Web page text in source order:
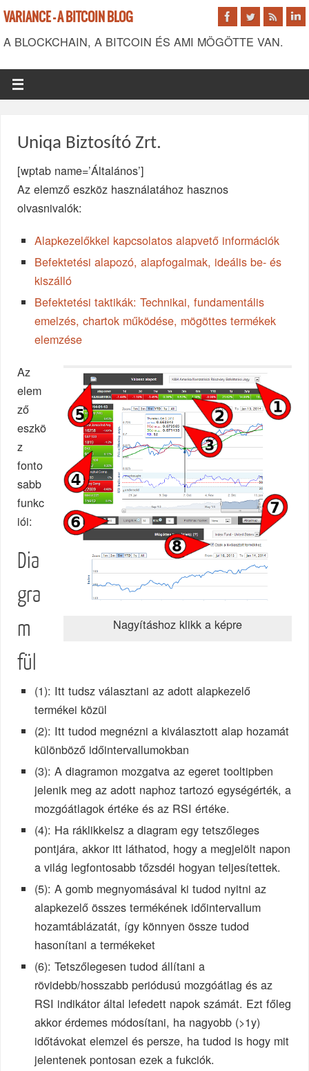
VARIANCE - A BITCOIN BLOG
A BLOCKCHAIN, A BITCOIN ÉS AMI MÖGÖTTE VAN.
Uniqa Biztosító Zrt.
[wptab name=’Általános’]
Az elemző eszköz használatához hasznos
olvasnivalók:
Alapkezelőkkel kapcsolatos alapvető információk
Befektetési alapozó, alapfogalmak, ideális be- és
kiszálló
Befektetési taktikák: Technikai, fundamentális
emelzés, chartok működése, mögöttes termékek
elemzése
Nagyításhoz klikk a képre
Az
elem
ző
eszkö
z
fonto
sabb
funkc
iói:
Dia
gra
m
fül
(1): Itt tudsz választani az adott alapkezelő
termékei közül
(2): Itt tudod megnézni a kiválasztott alap hozamát
különböző időintervallumokban
(3): A diagramon mozgatva az egeret tooltipben
jelenik meg az adott naphoz tartozó egységérték, a
mozgóátlagok értéke és az RSI értéke.
(4): Ha ráklikkelsz a diagram egy tetszőleges
pontjára, akkor itt láthatod, hogy a megjelölt napon
a világ legfontosabb tőzsdéi hogyan teljesítettek.
(5): A gomb megnyomásával ki tudod nyitni az
alapkezelő összes termékének időintervallum
hozamtáblázatát, így könnyen össze tudod
hasonítani a termékeket
(6): Tetszőlegesen tudod állítani a
rövidebb/hosszabb periódusú mozgóátlag és az
RSI indikátor által lefedett napok számát. Ezt főleg
akkor érdemes módosítani, ha nagyobb (>1y)
időtávokat elemzel és persze, ha tudod is hogy mit
jelentenek pontosan ezek a fukciók.